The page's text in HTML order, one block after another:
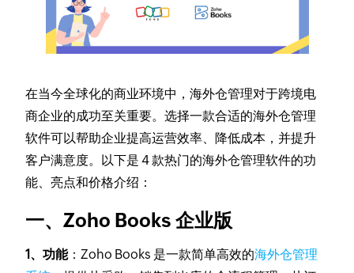
在当今全球化的商业环境中，海外仓管理对于跨境电
商企业的成功至关重要。选择一款合适的海外仓管理
软件可以帮助企业提高运营效率、降低成本，并提升
客户满意度。以下是 4 款热门的海外仓管理软件的功
能、亮点和价格介绍：
一、Zoho Books 企业版
1、功能：Zoho Books 是一款简单高效的海外仓管理